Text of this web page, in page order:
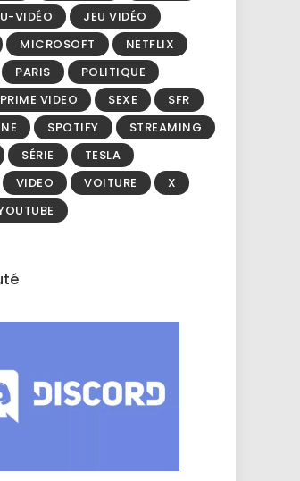
VIDÉO
JEU VIDÉO
MICROSOFT
NETFLIX
PARIS
POLITIQUE
PRIME VIDEO SEXE
SFR
SPOTIFY
STREAMING
SÉRIE
TESLA
VIDEO VOITURE
X